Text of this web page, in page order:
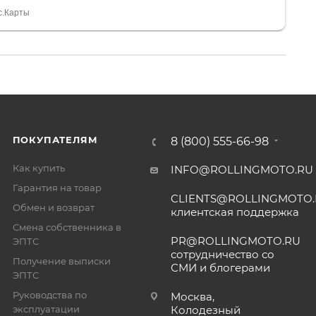
всегда на связи, очень детально всё
ПОКУПАТЕЛЯМ
Как купить
Гарантия на товар
Обмен и возврат
Смена собственника в
ЭПТС
Получение выписки
ЭПТС
Руководства по
эксплуатации
8 (800) 555-66-98
INFO@ROLLINGMOTO.RU
клиентская поддержка
PR@ROLLINGMOTO.RU
сотрудничество со
СМИ и блогерами
Москва,
Колодезный